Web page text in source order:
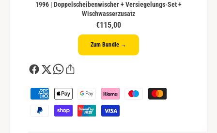
1996 | Doppelscheibenwischer + Versiegelungs-Set +
Wischwasserzusatz
€115,00
Zum Bundle →
Z
a